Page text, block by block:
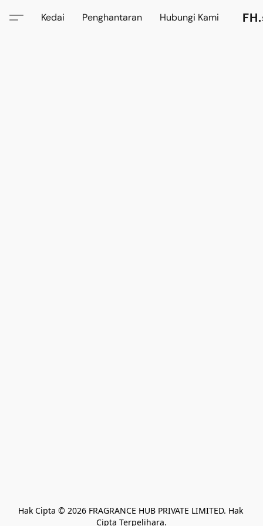
Kedai Penghantaran Hubungi Kami
Hak Cipta © 2026 FRAGRANCE HUB PRIVATE LIMITED. Hak
Cipta Terpelihara.